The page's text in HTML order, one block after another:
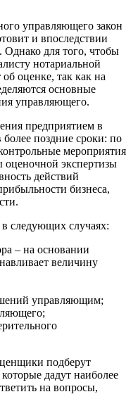
управляющего закон
и впоследствии
Однако для того, чтобы
нотариальной
оценке, так как на
основные
управляющего.
предприятием в
поздние сроки: по
мероприятия
оценочной экспертизы
действий
бизнеса,
следующих случаях:
– на основании
величину
управляющим;
подберут
дадут наиболее
на вопросы,